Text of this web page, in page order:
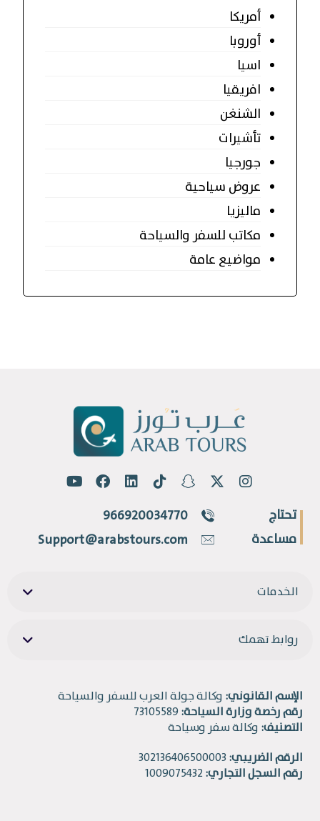
أمريكا
أوروبا
اسيا
افريقيا
الشنغن
تأشيرات
جورجيا
عروض سياحية
ماليزيا
مكاتب للسفر والسياحة
مواضيع عامة
تحتاج
مساعدة
966920034770
Support@arabstours.com
الخدمات
روابط تهمك
الإسم القانوني: وكالة جولة العرب للسفر والسياحة
رقم رخصة وزارة السياحة:
التصنيف: وكالة سفر وسياحة
الرقم الضريبي:
رقم السجل التجاري: